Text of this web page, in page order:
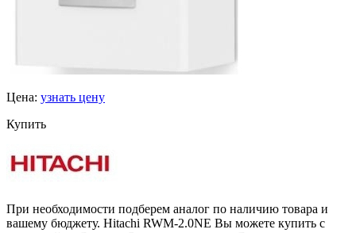
Цена: узнать цену
Купить
При необходимости подберем аналог по наличию товара и
вашему бюджету. Hitachi RWM-2.0NE Вы можете купить с